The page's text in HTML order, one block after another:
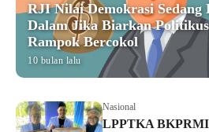
RJI Nilai Demokrasi
Dalam Jika Biarkan
Rampok Bercokol
10 bulan lalu
Nasional
LPPTKA BKPRMI